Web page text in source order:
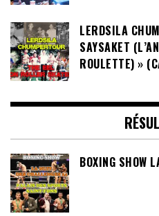
LERDSILA
SAYSAKET
ROULETTE) »
BOXING SHOW